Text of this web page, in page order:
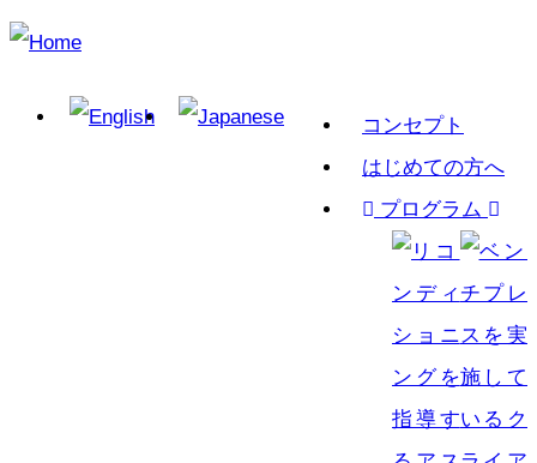
Skip
main
Main
navigation
コンセプト
はじめての方へ
プログラム